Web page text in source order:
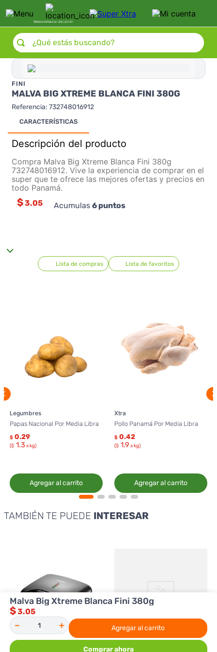
Seleccionauna ubicación
¿Qué estás buscando?
FINI
MALVA BIG XTREME BLANCA FINI 380G
Referencia: 732748016912
CARACTERÍSTICAS
Descripción del producto
Compra Malva Big Xtreme Blanca Fini 380g
732748016912. Vive la experiencia de comprar en el
super que te ofrece las mejores ofertas y precios en
todo Panamá.
$3.05 Acumulas 6puntos
Lista de compras Lista de favoritos
Legumbres
Papas Nacional Por Media Libra
$ 0.29
($ 1.3x kg)
Agregar al carrito
Xtra
Pollo Panamá Por Media Libra
$ 0.42
($ 1.9 x kg)
Agregar al carrito
TAMBIÉN TE PUEDE INTERESAR
Malva Big Xtreme Blanca Fini 380g
$3.05
＋
－ Agregar al carrito
Comprar ahora